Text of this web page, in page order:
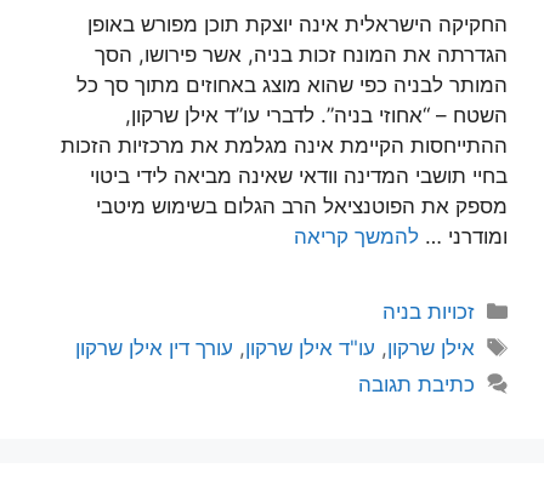
החקיקה הישראלית אינה יוצקת תוכן מפורש באופן
הגדרתה את המונח זכות בניה, אשר פירושו, הסך
המותר לבניה כפי שהוא מוצג באחוזים מתוך סך כל
השטח – “אחוזי בניה”. לדברי עו”ד אילן שרקון,
ההתייחסות הקיימת אינה מגלמת את מרכזיות הזכות
בחיי תושבי המדינה וודאי שאינה מביאה לידי ביטוי
מספק את הפוטנציאל הרב הגלום בשימוש מיטבי
ומודרני … להמשך קריאה
קטגוריות
זכויות בניה
תגיות
אילן שרקון, עו"ד אילן שרקון, עורך דין אילן שרקון
כתיבת תגובה